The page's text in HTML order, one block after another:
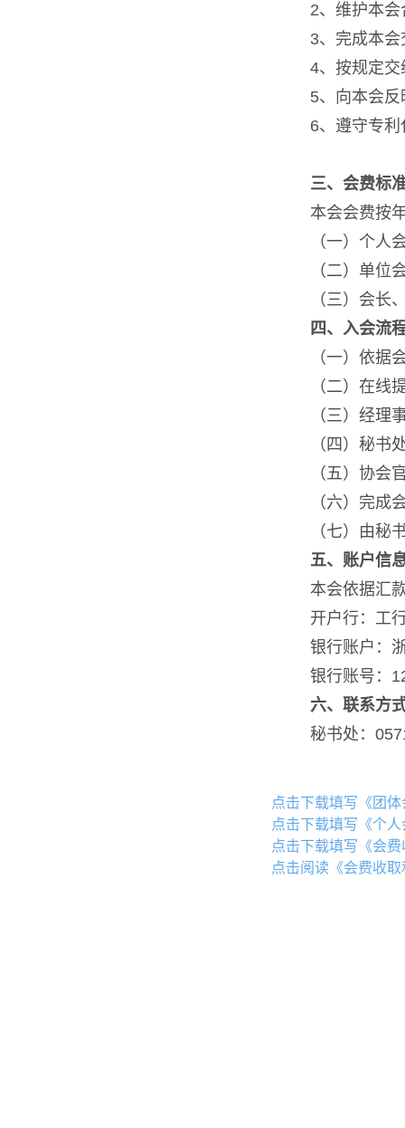
2、维护本
3、完成本
4、按规定交
5、向本会
6、遵守专
三、会费标
本会会费按
（一） 个人
（二）单位
（三）会长
四、入会流
（一）依据
（二）在线
（三） 经理
（四） 秘书
（五） 协会
（六）完成
（七）由秘
五、账户信
本会依据汇
开户行：工
银行账户：
银行账号：
六、 联系方
秘书处：
点击下载填写《团
点击下载填写《个
点击下载填写《会
点击阅读《会费收